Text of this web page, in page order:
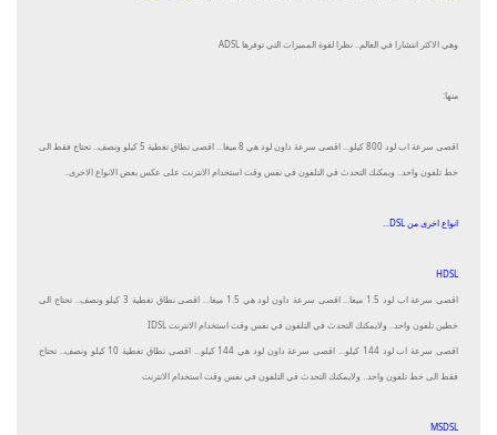
وهي الاكثر انتشارا في العالم.. نظرا لقوة المميزات التي توفرها ADSL
منها:
اقصى سرعة اب لود 800 كيلو... اقصى سرعة داون لود هي 8 ميغا... اقصى نطاق تغطية 5 كيلو ونصف.. تحتاج فقط الى
خط تلفون واحد.. ويمكنك التحدث في التلفون في نفس وقت استخدام الانترنت على عكس بعض الانواع الاخرى..
انواع اخرى من DSL...
HDSL
اقصى سرعة اب لود 1.5 ميغا... اقصى سرعة داون لود هي 1.5 ميغا... اقصى نطاق تغطية 3 كيلو ونصف.. تحتاج الى
خطين تلفون واحد.. ولايمكنك التحدث في التلفون في نفس وقت استخدام الانترنت IDSL
اقصى سرعة اب لود 144 كيلو... اقصى سرعة داون لود هي 144 كيلو... اقصى نطاق تغطية 10 كيلو ونصف.. تحتاج
فقط الى خط تلفون واحد.. ولايمكنك التحدث في التلفون في نفس وقت استخدام الانترنت
MSDSL